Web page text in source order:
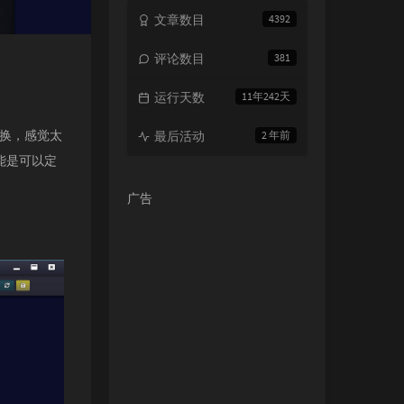
，感觉太
是可以定
4392
文章数目
381
评论数目
11年242天
运行天数
2 年前
最后活动
广告